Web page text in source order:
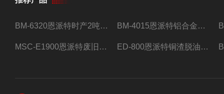
BM-6320恩派特时产2吨合金钢屑压饼机 BM-4015恩派特铝合金屑压饼机 脱油效果好
MSC-E1900恩派特废旧锂电池极片破碎处理设备 ED-800恩派特铜渣脱油机废铜屑铝屑甩油机